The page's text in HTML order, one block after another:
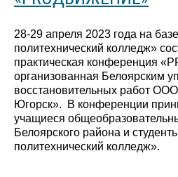
28-29 апреля 2023 года на
политехнический колледж»
практическая конференция
организованная Белоярским
восстановительных работ
Югорск». В конференции
учащиеся
Белоярского района и
политехнический колледж».